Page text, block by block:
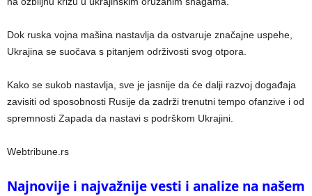
Dok ruska vojna mašina nastavlja da ostvaruje značajne uspehe,
Ukrajina se suočava s pitanjem održivosti svog otpora.
Kako se sukob nastavlja, sve je jasnije da će dalji razvoj događaja
zavisiti od sposobnosti Rusije da zadrži trenutni tempo ofanzive i od
spremnosti Zapada da nastavi s podrškom Ukrajini.
Webtribune.rs
Najnovije i najvažnije vesti i analize na našem